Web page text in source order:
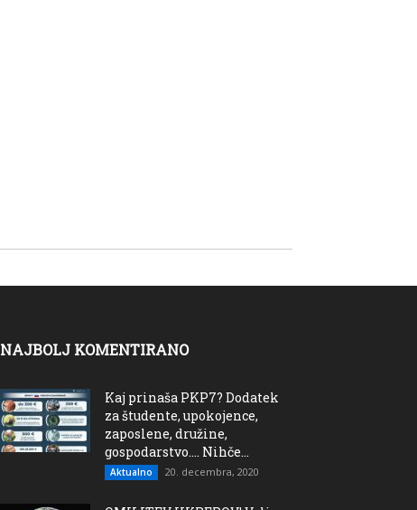
NAJBOLJ KOMENTIRANO
Kaj prinaša PKP7? Dodatek
za študente, upokojence,
zaposlene, družine,
gospodarstvo…. Nihče...
Aktualno 20. decembra, 2020